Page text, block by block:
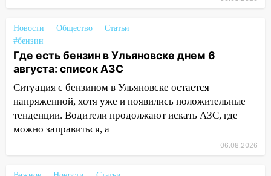
автоподставщиков
13:36 В Инзе произошел крупный пожар
13:00
В суде защитили репутацию
мужчины, которого необоснованно
обвиняли в жестоком обращении с
животными
Новости Общество
Статьи
#бензин
Где есть бензин в Ульяновске днем 6
августа: список АЗС
Ситуация с бензином в Ульяновске остается
напряженной, хотя уже и появились положительные
тенденции. Водители продолжают искать АЗС, где
можно заправиться, а
06.08.2026